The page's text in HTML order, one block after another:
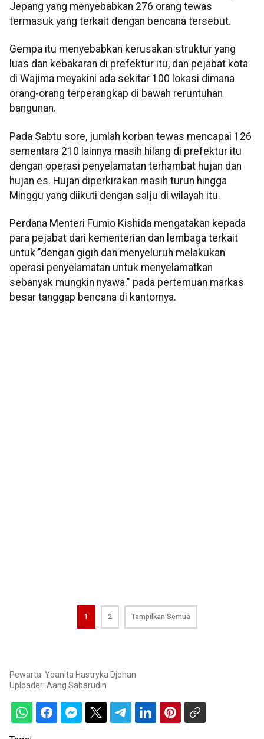
Jepang yang menyebabkan 276 orang tewas
termasuk yang terkait dengan bencana tersebut.
Gempa itu menyebabkan kerusakan struktur yang
luas dan kebakaran di prefektur itu, dan pejabat kota
di Wajima meyakini ada sekitar 100 lokasi dimana
orang-orang terperangkap di bawah reruntuhan
bangunan.
Pada Sabtu sore, jumlah korban tewas mencapai 126
sementara 210 lainnya masih hilang di prefektur itu
dengan operasi penyelamatan terhambat hujan dan
hujan es. Hujan diperkirakan masih turun hingga
Minggu yang diikuti dengan salju di wilayah itu.
Perdana Menteri Fumio Kishida mengatakan kepada
para pejabat dari kementerian dan lembaga terkait
untuk "dengan gigih dan menyeluruh melakukan
operasi penyelamatan untuk menyelamatkan
sebanyak mungkin nyawa." pada pertemuan markas
besar tanggap bencana di kantornya.
1 2 Tampilkan Semua
Pewarta: Yoanita Hastryka Djohan
Uploader: Aang Sabarudin